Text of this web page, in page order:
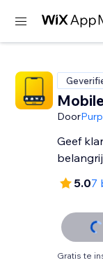
Door
Geef
5.07
Gratis te